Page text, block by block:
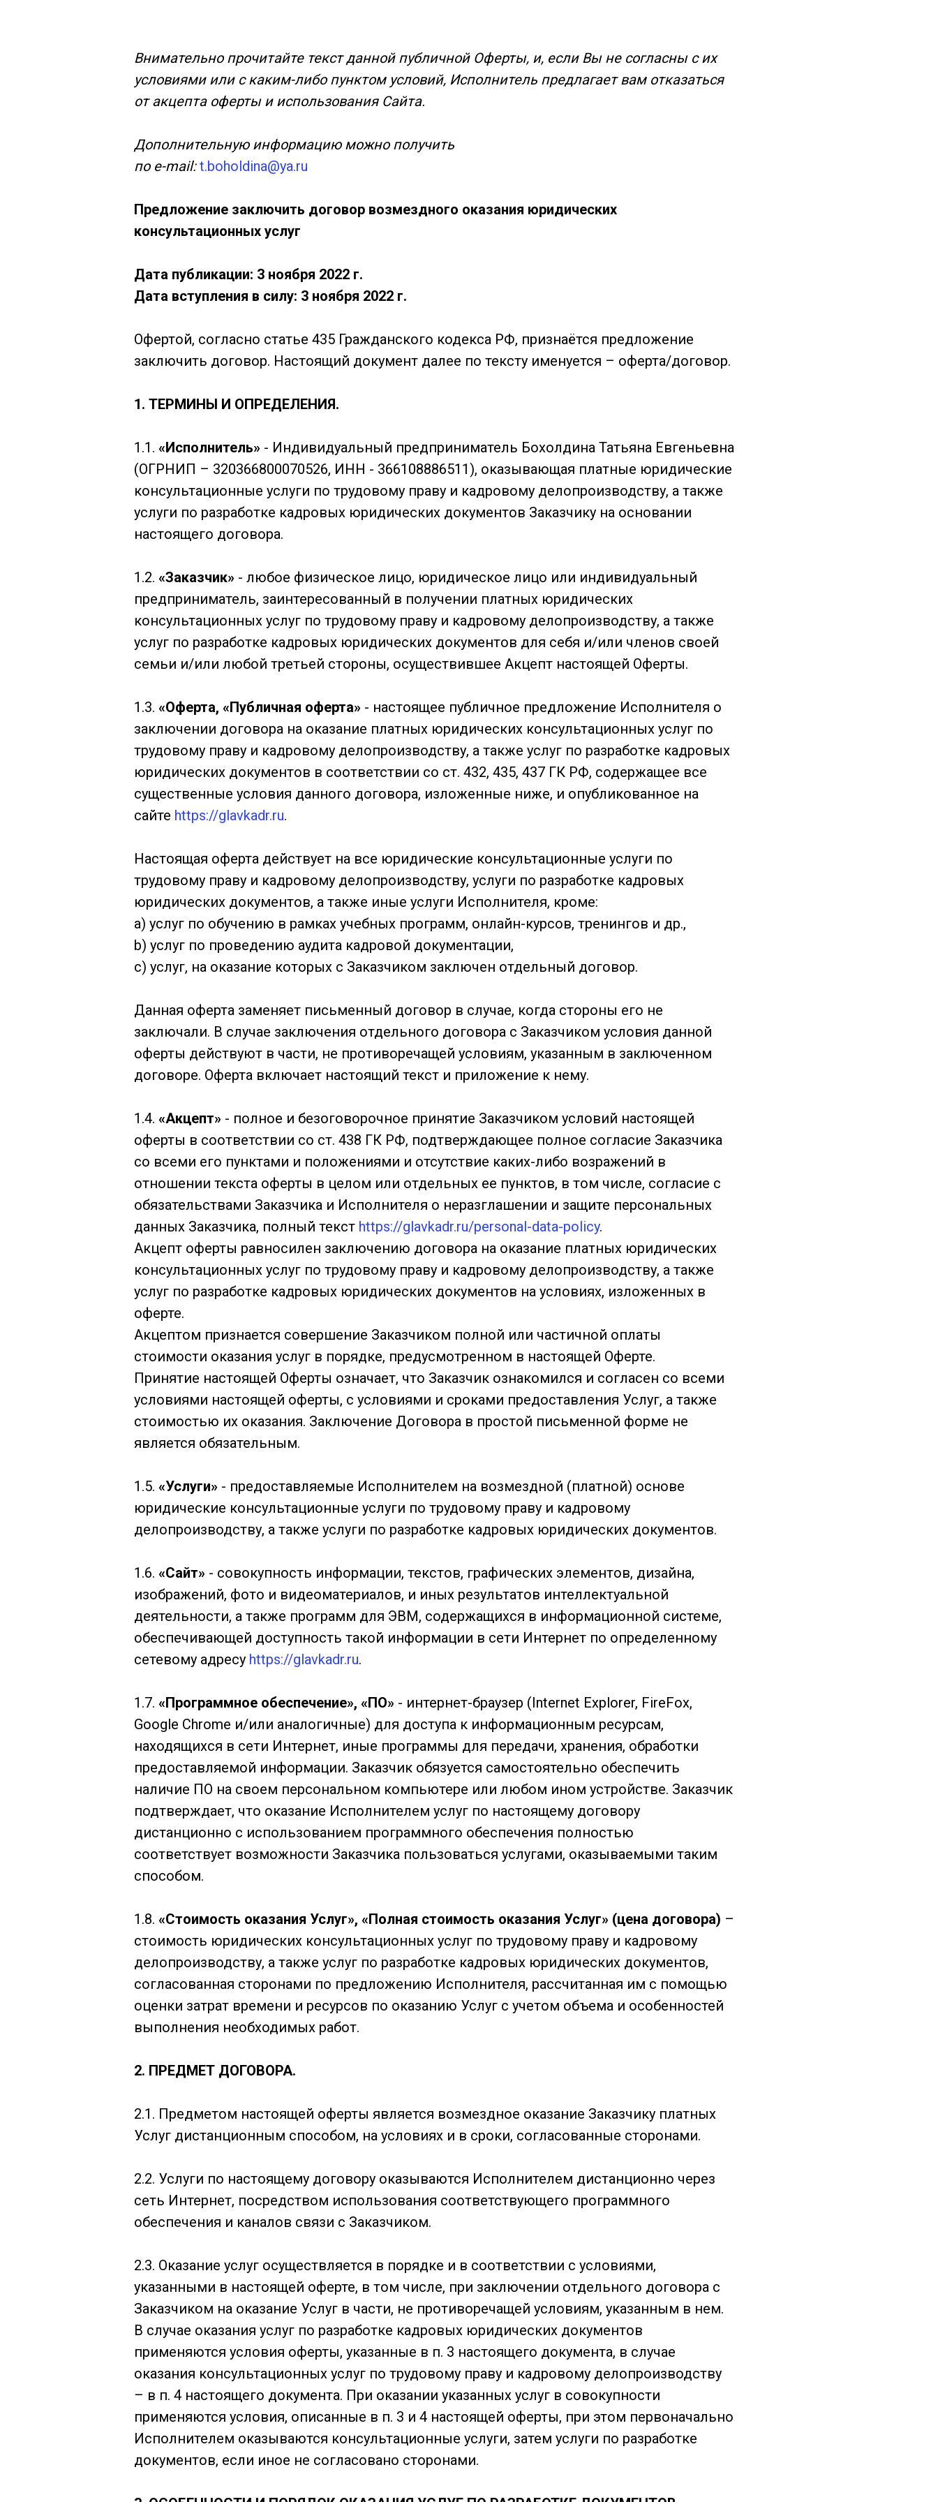
Внимательно прочитайте текст данной публичной Оферты, и, если Вы не согласны с их
условиями или с каким-либо пунктом условий, Исполнитель предлагает вам отказаться
от акцепта оферты и использования Сайта.
Дополнительную информацию можно получить
по e-mail: t.boholdina@ya.ru
Предложение заключить договор возмездного оказания юридических
консультационных услуг
Дата публикации: 3 ноября 2022 г.
Дата вступления в силу: 3 ноября 2022 г.
Офертой, согласно статье 435 Гражданского кодекса РФ, признаётся предложение
заключить договор. Настоящий документ далее по тексту именуется – оферта/договор.
1. ТЕРМИНЫ И ОПРЕДЕЛЕНИЯ.
1.1. «Исполнитель» - Индивидуальный предприниматель Бохолдина Татьяна Евгеньевна
(ОГРНИП – 320366800070526, ИНН - 366108886511), оказывающая платные юридические
консультационные услуги по трудовому праву и кадровому делопроизводству, а также
услуги по разработке кадровых юридических документов Заказчику на основании
настоящего договора.
1.2. «Заказчик» - любое физическое лицо, юридическое лицо или индивидуальный
предприниматель, заинтересованный в получении платных юридических
консультационных услуг по трудовому праву и кадровому делопроизводству, а также
услуг по разработке кадровых юридических документов для себя и/или членов своей
семьи и/или любой третьей стороны, осуществившее Акцепт настоящей Оферты.
1.3. «Оферта, «Публичная оферта» - настоящее публичное предложение Исполнителя о
заключении договора на оказание платных юридических консультационных услуг по
трудовому праву и кадровому делопроизводству, а также услуг по разработке кадровых
юридических документов в соответствии со ст. 432, 435, 437 ГК РФ, содержащее все
существенные условия данного договора, изложенные ниже, и опубликованное на
сайте https://glavkadr.ru.
Настоящая оферта действует на все юридические консультационные услуги по
трудовому праву и кадровому делопроизводству, услуги по разработке кадровых
юридических документов, а также иные услуги Исполнителя, кроме:
a) услуг по обучению в рамках учебных программ, онлайн-курсов, тренингов и др.,
b) услуг по проведению аудита кадровой документации,
c) услуг, на оказание которых с Заказчиком заключен отдельный договор.
Данная оферта заменяет письменный договор в случае, когда стороны его не
заключали. В случае заключения отдельного договора с Заказчиком условия данной
оферты действуют в части, не противоречащей условиям, указанным в заключенном
договоре. Оферта включает настоящий текст и приложение к нему.
1.4. «Акцепт» - полное и безоговорочное принятие Заказчиком условий настоящей
оферты в соответствии со ст. 438 ГК РФ, подтверждающее полное согласие Заказчика
со всеми его пунктами и положениями и отсутствие каких-либо возражений в
отношении текста оферты в целом или отдельных ее пунктов, в том числе, согласие с
обязательствами Заказчика и Исполнителя о неразглашении и защите персональных
данных Заказчика, полный текст https://glavkadr.ru/personal-data-policy.
Акцепт оферты равносилен заключению договора на оказание платных юридических
консультационных услуг по трудовому праву и кадровому делопроизводству, а также
услуг по разработке кадровых юридических документов на условиях, изложенных в
оферте.
Акцептом признается совершение Заказчиком полной или частичной оплаты
стоимости оказания услуг в порядке, предусмотренном в настоящей Оферте.
Принятие настоящей Оферты означает, что Заказчик ознакомился и согласен со всеми
условиями настоящей оферты, с условиями и сроками предоставления Услуг, а также
стоимостью их оказания. Заключение Договора в простой письменной форме не
является обязательным.
1.5. «Услуги» - предоставляемые Исполнителем на возмездной (платной) основе
юридические консультационные услуги по трудовому праву и кадровому
делопроизводству, а также услуги по разработке кадровых юридических документов.
1.6. «Сайт» - совокупность информации, текстов, графических элементов, дизайна,
изображений, фото и видеоматериалов, и иных результатов интеллектуальной
деятельности, а также программ для ЭВМ, содержащихся в информационной системе,
обеспечивающей доступность такой информации в сети Интернет по определенному
сетевому адресу https://glavkadr.ru.
1.7. «Программное обеспечение», «ПО» - интернет-браузер (Internet Explorer, FireFox,
Google Chrome и/или аналогичные) для доступа к информационным ресурсам,
находящихся в сети Интернет, иные программы для передачи, хранения, обработки
предоставляемой информации. Заказчик обязуется самостоятельно обеспечить
наличие ПО на своем персональном компьютере или любом ином устройстве. Заказчик
подтверждает, что оказание Исполнителем услуг по настоящему договору
дистанционно с использованием программного обеспечения полностью
соответствует возможности Заказчика пользоваться услугами, оказываемыми таким
способом.
1.8. «Стоимость оказания Услуг», «Полная стоимость оказания Услуг» (цена договора) –
стоимость юридических консультационных услуг по трудовому праву и кадровому
делопроизводству, а также услуг по разработке кадровых юридических документов,
согласованная сторонами по предложению Исполнителя, рассчитанная им с помощью
оценки затрат времени и ресурсов по оказанию Услуг с учетом объема и особенностей
выполнения необходимых работ.
2. ПРЕДМЕТ ДОГОВОРА.
2.1. Предметом настоящей оферты является возмездное оказание Заказчику платных
Услуг дистанционным способом, на условиях и в сроки, согласованные сторонами.
2.2. Услуги по настоящему договору оказываются Исполнителем дистанционно через
сеть Интернет, посредством использования соответствующего программного
обеспечения и каналов связи с Заказчиком.
2.3. Оказание услуг осуществляется в порядке и в соответствии с условиями,
указанными в настоящей оферте, в том числе, при заключении отдельного договора с
Заказчиком на оказание Услуг в части, не противоречащей условиям, указанным в нем.
В случае оказания услуг по разработке кадровых юридических документов
применяются условия оферты, указанные в п. 3 настоящего документа, в случае
оказания консультационных услуг по трудовому праву и кадровому делопроизводству
– в п. 4 настоящего документа. При оказании указанных услуг в совокупности
применяются условия, описанные в п. 3 и 4 настоящей оферты, при этом первоначально
Исполнителем оказываются консультационные услуги, затем услуги по разработке
документов, если иное не согласовано сторонами.